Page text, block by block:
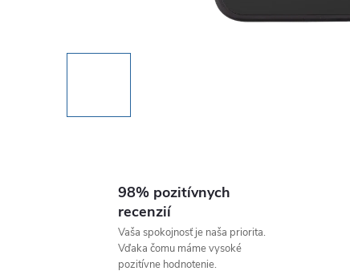
98% pozitívnych
recenzií
Vaša spokojnosť je naša priorita.
Vďaka čomu máme vysoké
pozitívne hodnotenie.